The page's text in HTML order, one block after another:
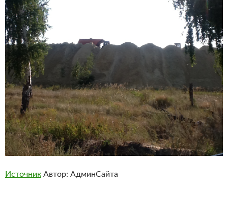
Источник Автор: АдминСайта